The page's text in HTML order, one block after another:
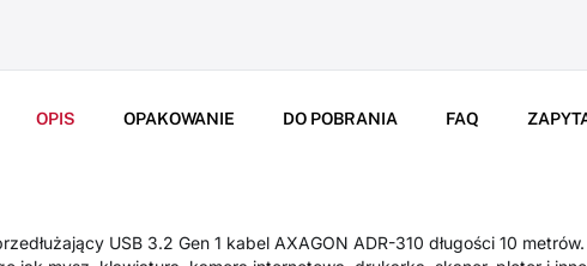
OPIS OPAKOWANIE DO POBRANIA FAQ
USB 3.2 Gen 1 kabel AXAGON ADR-310 długości 10